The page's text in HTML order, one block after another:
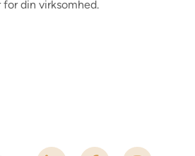
din virksomhed.